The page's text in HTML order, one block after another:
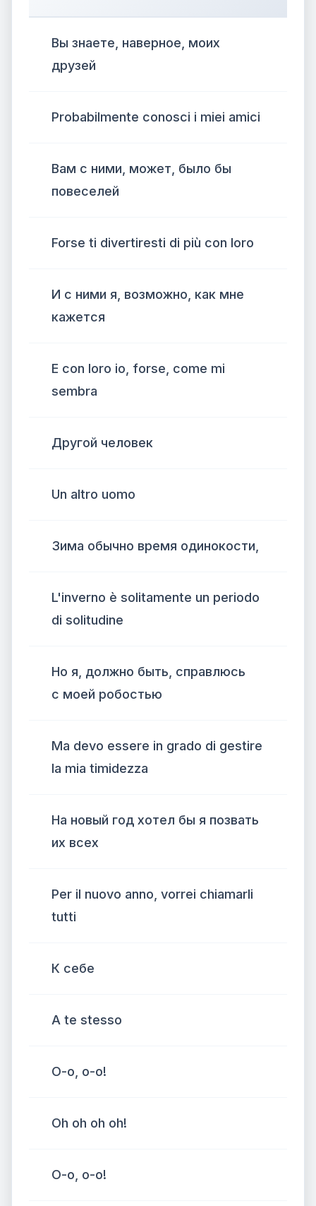
Вы знаете, наверное, моих
друзей
Probabilmente conosci i miei amici
Вам с ними, может, было бы
повеселей
Forse ti divertiresti di più con loro
И с ними я, возможно, как мне
кажется
E con loro io, forse, come mi
sembra
Другой человек
Un altro uomo
Зима обычно время одинокости,
L'inverno è solitamente un periodo
di solitudine
Но я, должно быть, справлюсь
с моей робостью
Ma devo essere in grado di gestire
la mia timidezza
На новый год хотел бы я позвать
их всех
Per il nuovo anno, vorrei chiamarli
tutti
К себе
A te stesso
О-о, о-о!
Oh oh oh oh!
О-о, о-о!